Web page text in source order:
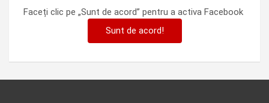
Faceți clic pe „Sunt de acord” pentru a activa Facebook
Sunt de acord!